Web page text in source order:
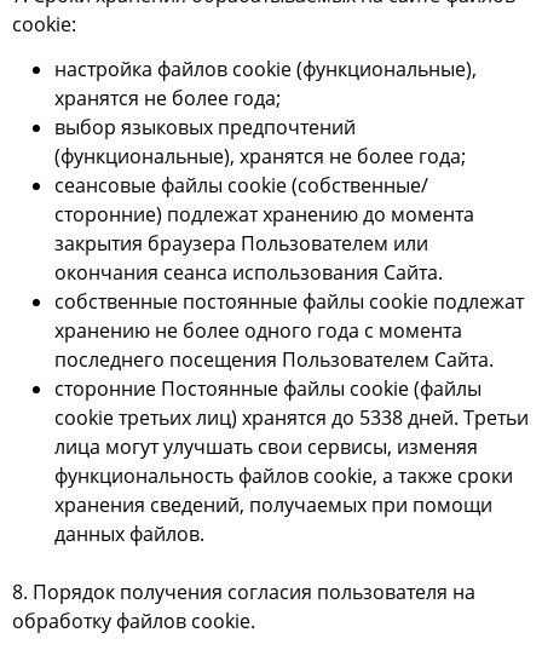
сookie:
настройка файлов сookie (функциональные),
хранятся не более года;
выбор языковых предпочтений
(функциональные), хранятся не более года;
сеансовые файлы cookie (собственные/
сторонние) подлежат хранению до момента
закрытия браузера Пользователем или
окончания сеанса использования Сайта.
собственные постоянные файлы cookie подлежат
хранению не более одного года с момента
последнего посещения Пользователем Сайта.
сторонние Постоянные файлы cookie (файлы
cookie третьих лиц) хранятся до 5338 дней. Третьи
лица могут улучшать свои сервисы, изменяя
функциональность файлов cookie, а также сроки
хранения сведений, получаемых при помощи
данных файлов.
8. Порядок получения согласия пользователя на
обработку файлов cookie.